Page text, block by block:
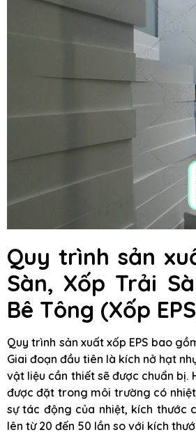
Quy trình sản
Sàn, Xốp Trải
Bê Tông (Xốp
Quy trình sản xuất xốp EPS bao
Giai đoạn đầu tiên là kích nở hạt
vật liệu cần thiết sẽ được chuẩn bị.
được đặt trong môi trường có nhiệt
sự tác động của nhiệt, kích thước
lên từ 20 đến 50 lần so với kích